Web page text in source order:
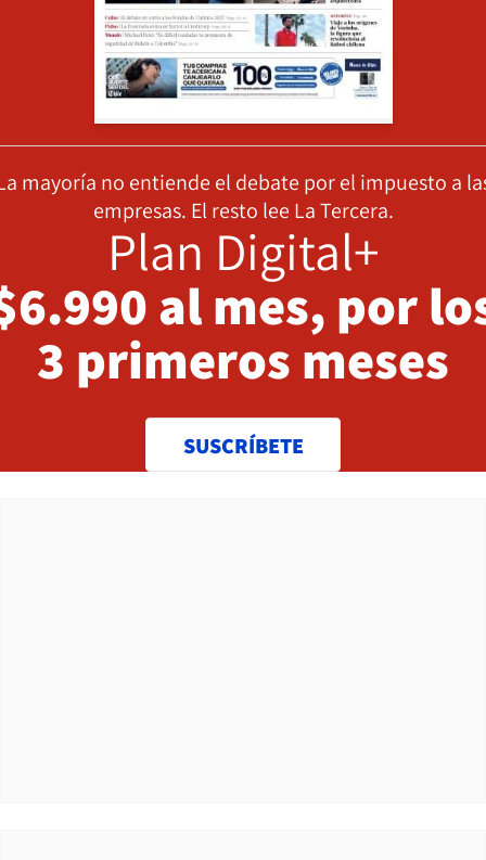
mayoría no entiende el debate por el impuesto a
empresas. El resto lee La Tercera.
Plan Digital+
al mes, por
3 primeros meses
SUSCRÍBETE